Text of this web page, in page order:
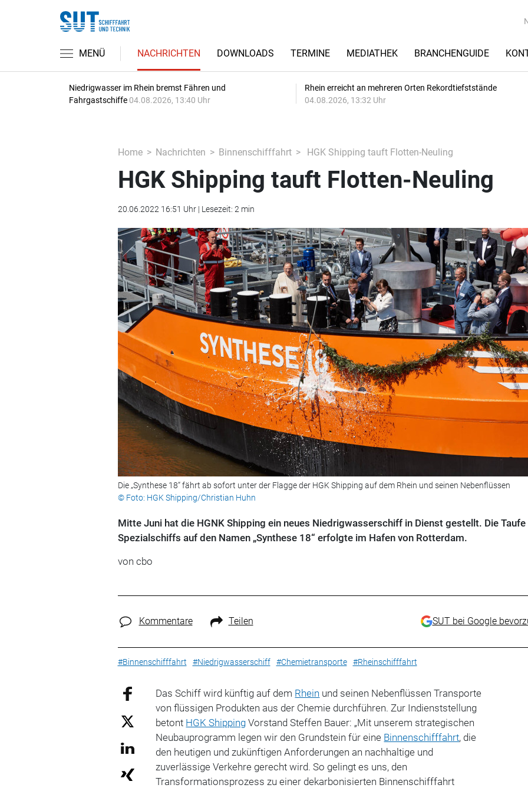
MENÜ NACHRICHTEN DOWNLOADS TERMINE MEDIATHEK BRANCHENGUIDE
Niedrigwasser im Rhein bremst Fähren und
Fahrgastschiffe 04.08.2026, 13:40 Uhr
Rhein erreicht an mehreren Orten Rekordtiefststände
04.08.2026, 13:32 Uhr
Home Nachrichten Binnenschifffahrt HGK Shipping tauft Flotten-Neuling
HGK Shipping tauft Flotten-Neuling
20.06.2022 16:51 Uhr | Lesezeit: 2 min
Die „Synthese 18“ fährt ab sofort unter der Flagge der HGK Shipping auf dem Rhein und seinen Nebenflüssen
© Foto: HGK Shipping/Christian Huhn
Mitte Juni hat die HGNK Shipping ein neues Niedrigwasserschiff in Dienst gestellt. Die Taufe
Spezialschiffs auf den Namen „Synthese 18“ erfolgte im Hafen von Rotterdam.
von cbo
Kommentare Teilen SUT bei Google
#Binnenschifffahrt #Niedrigwasserschiff #Chemietransporte #Rheinschifffahrt
Das Schiff wird künftig auf dem Rhein und seinen Nebenflüssen Transporte
von flüssigen Produkten aus der Chemie durchführen. Zur Indienststellung
betont HGK Shipping Vorstand Steffen Bauer: „Mit unserem strategischen
Neubauprogramm legen wir den Grundstein für eine Binnenschifffahrt, die
den heutigen und zukünftigen Anforderungen an nachhaltige und
zuverlässige Verkehre gerecht wird. So gelingt es uns, den
Transformationsprozess zu einer dekarbonisierten Binnenschifffahrt